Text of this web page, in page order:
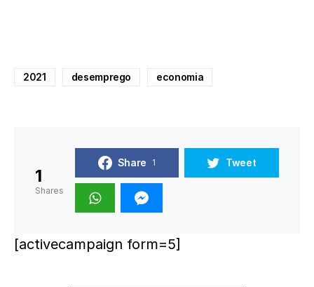
2021 desemprego economia
1
Shares
Share 1 Tweet
[activecampaign form=5]